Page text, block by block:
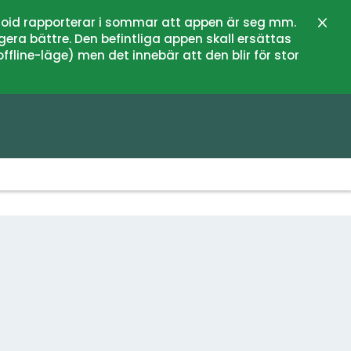
rapporterar i sommar att appen är seg mm.
bättre. Den befintliga appen skall ersättas
läge) men det innebär att den blir för stor